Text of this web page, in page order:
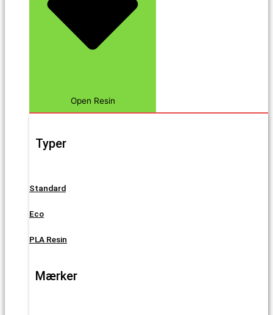
Open Resin
Typer
Standard
Eco
PLA Resin
Mærker